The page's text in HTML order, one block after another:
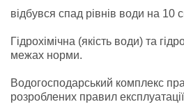
відбувся спад рівнів води на 10
Гідрохімічна (якість води) та
межах норми.
Водогосподарський комплекс
розроблених правил